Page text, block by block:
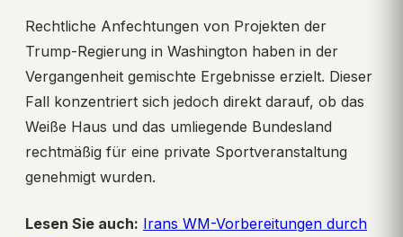
Rechtliche Anfechtungen von Projekten der
Trump-Regierung in Washington haben in der
Vergangenheit gemischte Ergebnisse erzielt. Dieser
Fall konzentriert sich jedoch direkt darauf, ob das
Weiße Haus und das umliegende Bundesland
rechtmäßig für eine private Sportveranstaltung
genehmigt wurden.
Lesen Sie auch: Irans WM-Vorbereitungen durch